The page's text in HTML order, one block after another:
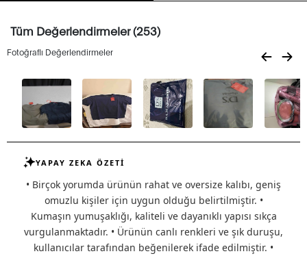
Tüm Değerlendirmeler (253)
Fotoğraflı Değerlendirmeler
YAPAY ZEKA ÖZETİ
• Birçok yorumda ürünün rahat ve oversize kalıbı, geniş
omuzlu kişiler için uygun olduğu belirtilmiştir. •
Kumaşın yumuşaklığı, kaliteli ve dayanıklı yapısı sıkça
vurgulanmaktadır. • Ürünün canlı renkleri ve şık duruşu,
kullanıcılar tarafından beğenilerek ifade edilmiştir. •